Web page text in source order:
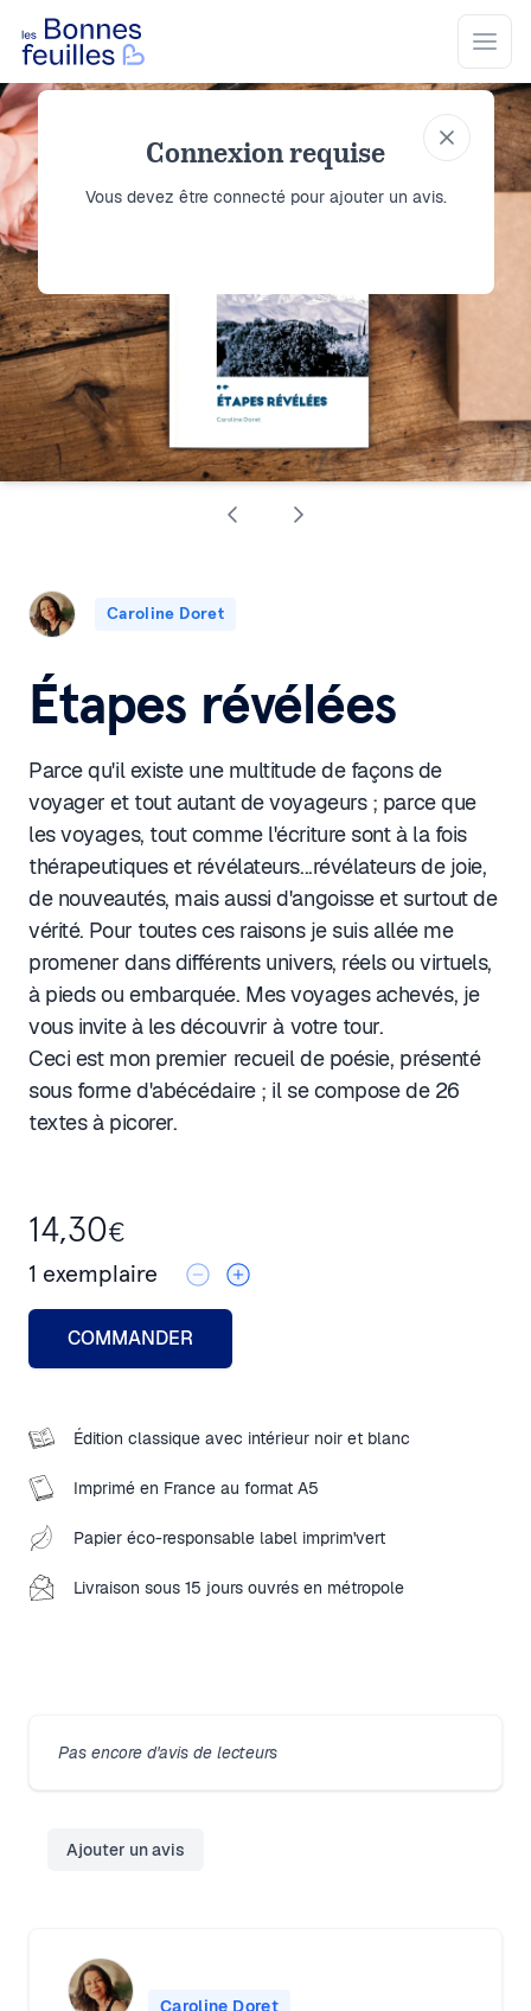
Les Bonnes Feuilles
Caroline Doret
Étapes révélées
Parce qu'il existe une multitude de façons de
voyager et tout autant de voyageurs ; parce que
les voyages, tout comme l'écriture sont à la fois
thérapeutiques et révélateurs...révélateurs de joie,
de nouveautés, mais aussi d'angoisse et surtout de
vérité. Pour toutes ces raisons je suis allée me
promener dans différents univers, réels ou virtuels,
à pieds ou embarquée. Mes voyages achevés, je
vous invite à les découvrir à votre tour.
Ceci est mon premier recueil de poésie, présenté
sous forme d'abécédaire ; il se compose de 26
textes à picorer.
14,30€
1 exemplaire
COMMANDER
Édition classique avec intérieur noir et blanc
Imprimé en France au format A5
Papier éco-responsable label imprim'vert
Livraison sous 15 jours ouvrés en métropole
Pas encore d'avis de lecteurs
Ajouter un avis
Caroline Doret
Connexion requise
Vous devez être connecté pour ajouter un avis.